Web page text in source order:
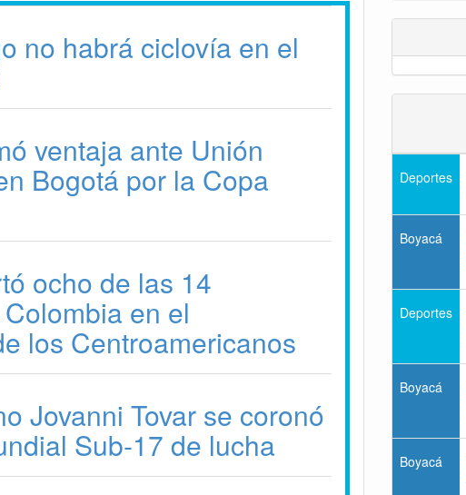
no habrá ciclovía en el
ventaja ante Unión
Bogotá por la Copa
ocho de las 14
en el
los Centroamericanos
Jovanni Tovar se coronó
Sub-17 de lucha
Deportes
Boyacá
Deportes
Boyacá
Boyacá